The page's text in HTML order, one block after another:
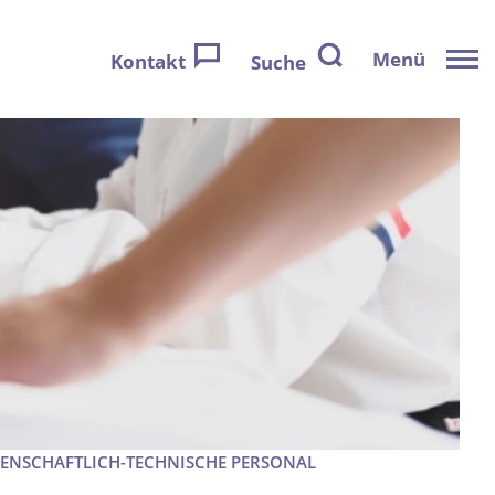
Kontakt Suche Menü
TECHNISCHE PERSONAL